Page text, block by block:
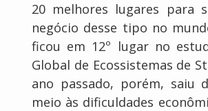
20 melhores lugares para
negócio desse tipo no
ficou em 12º lugar no
Global de Ecossistemas de
ano passado, porém, saiu
meio às dificuldades